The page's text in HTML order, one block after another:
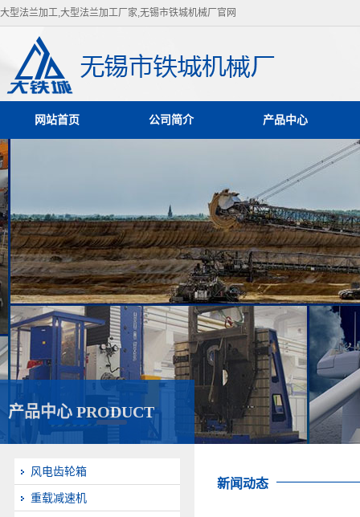
大型法兰加工,大型法兰加工厂家,无锡市铁城机械厂官网
网站首页 公司简介 产品中心
产品中心 PRODUCT
风电齿轮箱
重载减速机
新闻动态